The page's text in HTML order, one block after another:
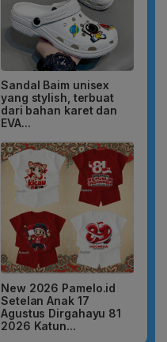
Sandal Baim unisex
yang stylish, terbuat
dari bahan karet dan
EVA...
New 2026 Pamelo.id
Setelan Anak 17
Agustus Dirgahayu 81
2026 Katun...